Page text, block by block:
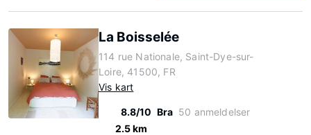
La Boisselée
114 rue Nationale, Saint-Dye-sur-
Loire, 41500, FR
Vis kart
8.8/10 Bra 50 anmeldelser
2.5 km